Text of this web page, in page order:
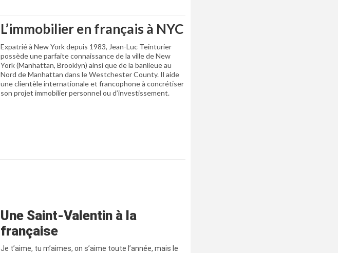
L’immobilier en français à NYC
Expatrié à New York depuis 1983, Jean-Luc Teinturier
possède une parfaite connaissance de la ville de New
York (Manhattan, Brooklyn) ainsi que de la banlieue au
Nord de Manhattan dans le Westchester County. Il aide
une clientèle internationale et francophone à concrétiser
son projet immobilier personnel ou d’investissement.
Une Saint-Valentin à la
française
Je t’aime, tu m’aimes, on s’aime toute l’année, mais le